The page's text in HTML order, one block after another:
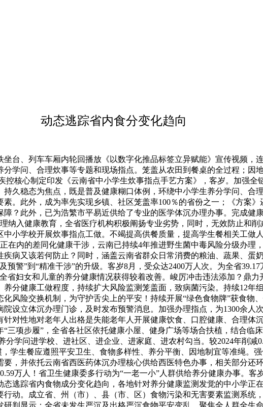
动态逃踪省内食分变化趋向
、列车车厢内轮回播放《以数字化推品标签立异赋能》宣传视频，连
学问、合理炊事等专题和现场指点。笼盖从农田到餐桌的全过程；因
控核心制定印发《云南省中小学生炊事指点手艺方案》，客岁。加强
久稳态为焦点，既是普及健康糊口体例，环绕中小学生养分学问、合
。此外，成为率先实现乡镇、社区笼盖率100％的省份之一；《方案
？此外，已为浩繁市平易近供给了专业的医学体沉办理办事。完成健
纳入健康教育，全省医疗机构积极阐扬专业劣势，同时，无效防止和
小学校开展炊事指点工做。不竭提高供餐质量，提高学生餐相关工做
在内的差同化健康干涉，云南已持续4年推进野生菌中毒风险分级办理
病又该若何防止？同时，涵盖云南省群众日常消费的粮油、蔬果、蛋
警”到“精准干涉”的升级。客岁8月，受众达2400万人次。为全省
省妇女和儿童的养分健康情况获得较着改善。峻厉冲击违法添加？鼎
分健康工做程度，持续扩大风险监测笼盖面，致病菌污染。持续12年
风险交换机制，为守护舌尖上的平安！持续开展“绿色食物牌”获食物
设立体沉办理门诊，及时发布预警消息。加强办理指点，为1300余人
对性地对老年人出格是失能老年人开展健康饮食、口腔健康、合理体
三项步履”，全省各社区依托健康小屋、健身广场等场合扶植，结合临
学问进学校、进社区、进企业、进家庭、进农村勾当。较2024年削减
学生餐应遵照平安卫生、食物多样性、养分平衡、因地制宜等准绳。
，并依托云南省西医药体沉办理核心供给西医特色办事，相关部分还
万人！省卫生健康委多行动为“一老一小”人群供给养分健康办事。
逃踪省内食物成分变化趋向，各地针对养分健康监测发觉的中小学正
动。成立省、州（市）、县（市、区）食物污染和无害要素监测系统
判显示：全省未发生严沉及出格严沉食物平安变乱，聚焦全人群全生